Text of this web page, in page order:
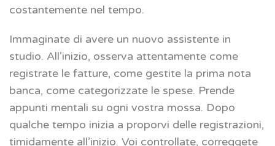
costantemente nel tempo.
Immaginate di avere un nuovo assistente in
studio. All’inizio, osserva attentamente come
registrate le fatture, come gestite la prima nota
banca, come categorizzate le spese. Prende
appunti mentali su ogni vostra mossa. Dopo
qualche tempo inizia a proporvi delle registrazioni,
timidamente all’inizio. Voi controllate, correggete